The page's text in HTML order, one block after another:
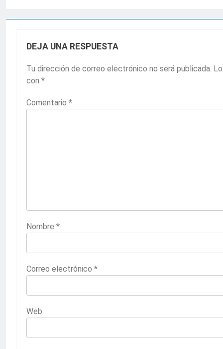
DEJA UNA RESPUESTA
Tu dirección de correo electrónico no será publicada.
con *
Comentario *
Nombre *
Correo electrónico *
Web